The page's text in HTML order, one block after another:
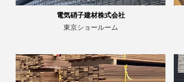
電気硝子建材株式会社
東京ショールーム